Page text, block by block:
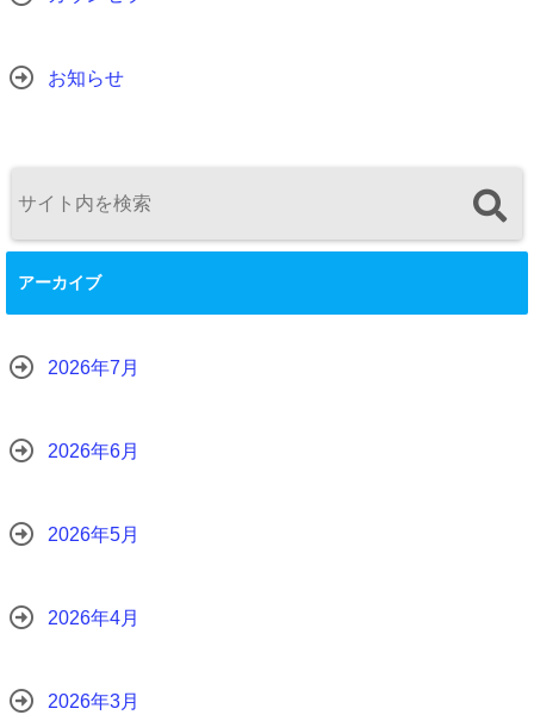
お知らせ
アーカイブ
2026年7月
2026年6月
2026年5月
2026年4月
2026年3月